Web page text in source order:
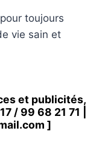
toujours
vie sain et
et publicités,
7 / 99 68 21 71
]